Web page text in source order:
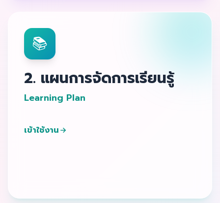
📚
2. แผนการจัดการเรียนรู้
Learning Plan
เข้าใช้งาน